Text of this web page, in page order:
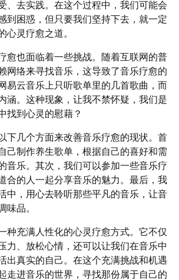
、去实践。在这个过程中，我们可能会
到困惑，但只要我们坚持下去，就一定
心灵疗愈之道。
愈也面临着一些挑战。随着互联网的普
网络来寻找音乐，这导致了音乐疗愈的
易云音乐上只听歌单里的几首歌曲，而
涵。这种现象，让我不禁怀疑，我们是
找到心灵的慰藉？
下几个方面来改善音乐疗愈的现状。首
己制作养生歌单，根据自己的喜好和需
音乐。其次，我们可以参加一些音乐疗
合的人一起分享音乐的魅力。最后，我
中，用心去聆听那些平凡的音乐，让音
味品。
种充满人性化的心灵疗愈方式。它不仅
力、放松心情，还可以让我们在音乐中
出真实的自己。在这个充满挑战和机遇
走进音乐的世界，寻找那份属于自己的